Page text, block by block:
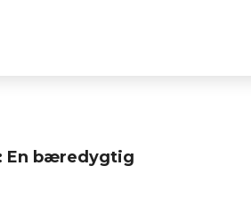
En bæredygtig